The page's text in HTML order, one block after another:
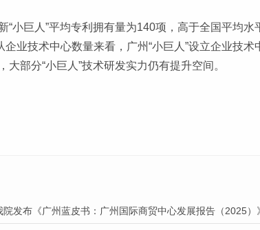
“小巨人”平均专利拥有量为140项，高于全国平均
业技术中心数量来看，广州“小巨人”设立企业技
部分“小巨人”技术研发实力仍有提升空间。
发布《广州蓝皮书：广州国际商贸中心发展报告（2025）